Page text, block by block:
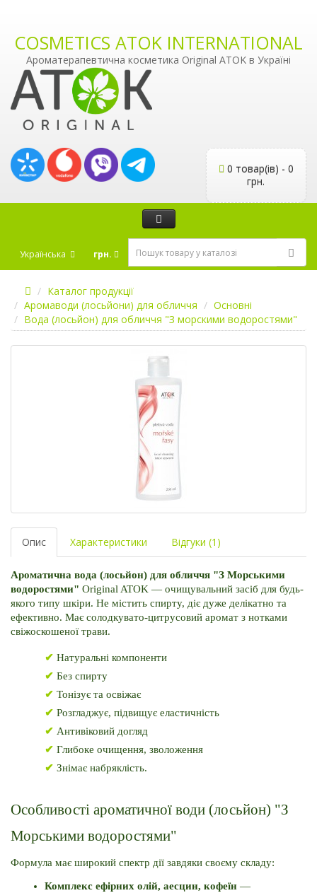
COSMETICS ATOK INTERNATIONAL
Ароматерапевтична косметика Original ATOK в Україні
0 товар(ів) - 0
грн.
Українська грн.
Каталог продукції
Аромаводи (лосьйони) для обличчя
Основні
Вода (лосьйон) для обличчя "З морскими водоростями"
Опис Характеристики Відгуки (1)
Ароматична вода (лосьйон) для обличчя "З Морськими
водоростями" Original ATOK — очищувальний засіб для будь-
якого типу шкіри. Не містить спирту, діє дуже делікатно та
ефективно. Має солодкувато-цитрусовий аромат з нотками
свіжоскошеної трави.
✔ Натуральні компоненти
✔ Без спирту
✔ Тонізує та освіжає
✔ Розгладжує, підвищує еластичність
✔ Антивіковий догляд
✔ Глибоке очищення, зволоження
✔ Знімає набряклість.
Особливості ароматичної води (лосьйон) "З
Морськими водоростями"
Формула має широкий спектр дії завдяки своєму складу:
Комплекс ефірних олій, аесцин, кофеїн —